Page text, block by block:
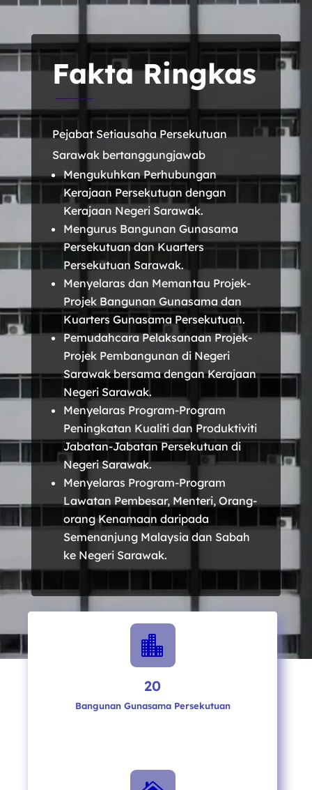
Fakta Ringkas
Pejabat Setiausaha Persekutuan
Sarawak bertanggungjawab
Mengukuhkan Perhubungan
Kerajaan Persekutuan dengan
Kerajaan Negeri Sarawak.
Mengurus Bangunan Gunasama
Persekutuan dan Kuarters
Persekutuan Sarawak.
Menyelaras dan Memantau Projek-
Projek Bangunan Gunasama dan
Kuarters Gunasama Persekutuan.
Pemudahcara Pelaksanaan Projek-
Projek Pembangunan di Negeri
Sarawak bersama dengan Kerajaan
Negeri Sarawak.
Menyelaras Program-Program
Peningkatan Kualiti dan Produktiviti
Jabatan-Jabatan Persekutuan di
Negeri Sarawak.
Menyelaras Program-Program
Lawatan Pembesar, Menteri, Orang-
orang Kenamaan daripada
Semenanjung Malaysia dan Sabah
ke Negeri Sarawak.

20
Bangunan Gunasama Persekutuan